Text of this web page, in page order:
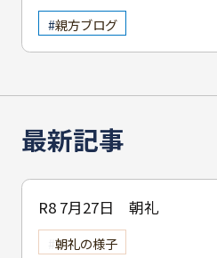
最新記事
R8 7月27日 朝礼
朝礼の様子
親方ブログ